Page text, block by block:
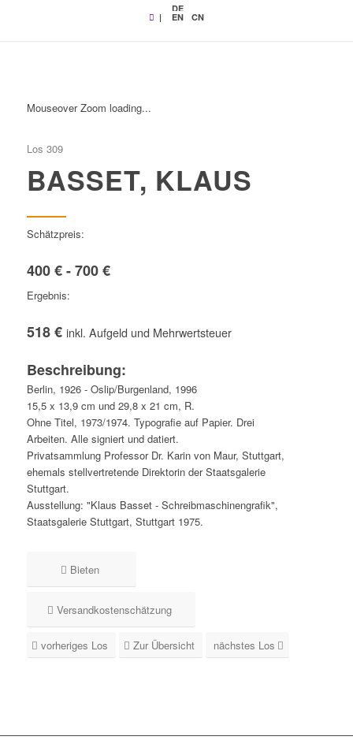
|
DE
EN CN
Mouseover Zoom loading...
Los 309
BASSET, KLAUS
Schätzpreis:
400 € - 700 €
Ergebnis:
518 € inkl. Aufgeld und Mehrwertsteuer
Beschreibung:
Berlin, 1926 - Oslip/Burgenland, 1996
15,5 x 13,9 cm und 29,8 x 21 cm, R.
Ohne Titel, 1973/1974. Typografie auf Papier. Drei
Arbeiten. Alle signiert und datiert.
Privatsammlung Professor Dr. Karin von Maur, Stuttgart,
ehemals stellvertretende Direktorin der Staatsgalerie
Stuttgart.
Ausstellung: "Klaus Basset - Schreibmaschinengrafik",
Staatsgalerie Stuttgart, Stuttgart 1975.
Bieten
Versandkostenschätzung
vorheriges Los Zur Übersicht nächstes Los